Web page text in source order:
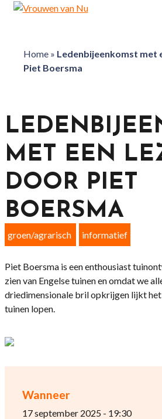
Home» Ledenbijeenkomst met
Piet Boersma
Wanneer
17 september 2025 - 19:30
MET EEN
DOOR PIET
BOERSMA
groen/agrarisch informatief
Piet Boersma is een enthousiast
zien van Engelse tuinen en omdat we
driedimensionale bril opkrijgen lijkt
tuinen lopen.